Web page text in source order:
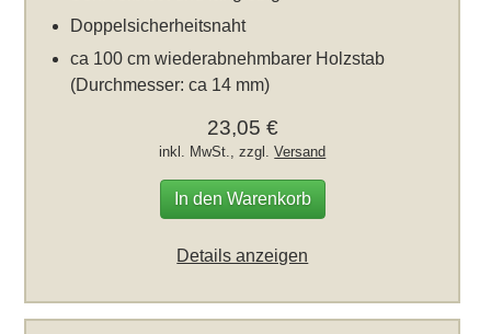
Doppelsicherheitsnaht
ca 100 cm wiederabnehmbarer Holzstab
(Durchmesser: ca 14 mm)
23,05 €
inkl. MwSt., zzgl.Versand
In den Warenkorb
Details anzeigen